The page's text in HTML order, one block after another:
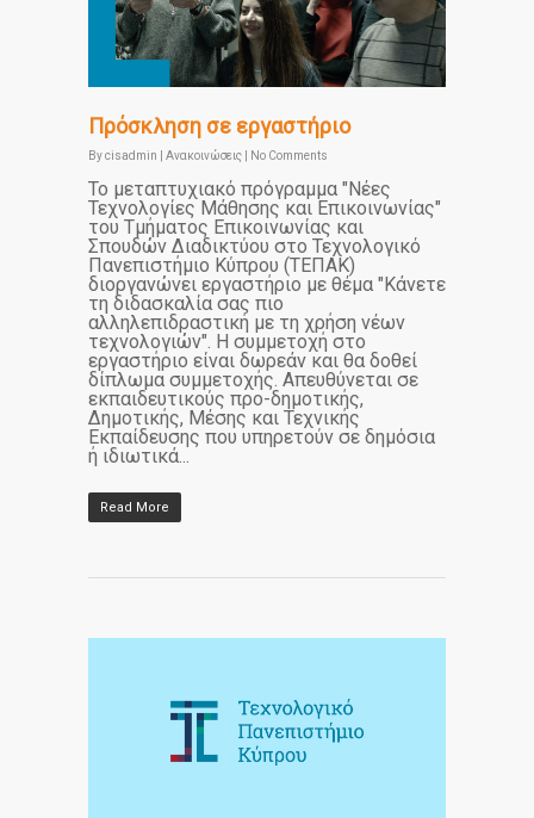
Πρόσκληση σε εργαστήριο
Bycisadmin Ανακοινώσεις No Comments
To μεταπτυχιακό πρόγραμμα "Νέες
Τεχνολογίες Μάθησης και Επικοινωνίας"
του Τμήματος Επικοινωνίας και
Σπουδών Διαδικτύου στο Τεχνολογικό
Πανεπιστήμιο Κύπρου (ΤΕΠΑΚ)
διοργανώνει εργαστήριο με θέμα "Κάνετε
τη διδασκαλία σας πιο
αλληλεπιδραστική με τη χρήση νέων
τεχνολογιών". Η συμμετοχή στο
εργαστήριο είναι δωρεάν και θα δοθεί
δίπλωμα συμμετοχής. Απευθύνεται σε
εκπαιδευτικούς προ-δημοτικής,
Δημοτικής, Μέσης και Τεχνικής
Εκπαίδευσης που υπηρετούν σε δημόσια
ή ιδιωτικά...
Read More